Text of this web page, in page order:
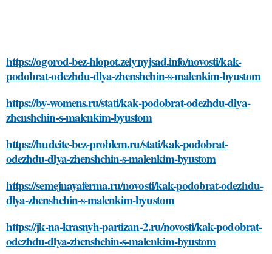
https://ogorod-bez-hlopot.zelynyjsad.info/novosti/kak-
podobrat-odezhdu-dlya-zhenshchin-s-malenkim-byustom
https://by-womens.ru/stati/kak-podobrat-odezhdu-dlya-
zhenshchin-s-malenkim-byustom
https://hudeite-bez-problem.ru/stati/kak-podobrat-
odezhdu-dlya-zhenshchin-s-malenkim-byustom
https://semejnayaferma.ru/novosti/kak-podobrat-odezhdu-
dlya-zhenshchin-s-malenkim-byustom
https://jk-na-krasnyh-partizan-2.ru/novosti/kak-podobrat-
odezhdu-dlya-zhenshchin-s-malenkim-byustom